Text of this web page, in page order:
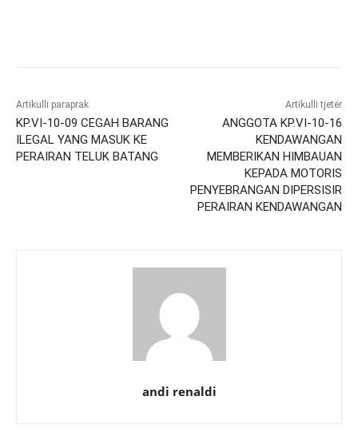
Artikulli paraprak
KP.VI-10-09 CEGAH BARANG
ILEGAL YANG MASUK KE
PERAIRAN TELUK BATANG
Artikulli tjetër
ANGGOTA KP.VI-10-16
KENDAWANGAN
MEMBERIKAN HIMBAUAN
KEPADA MOTORIS
PENYEBRANGAN DIPERSISIR
PERAIRAN KENDAWANGAN
andi renaldi